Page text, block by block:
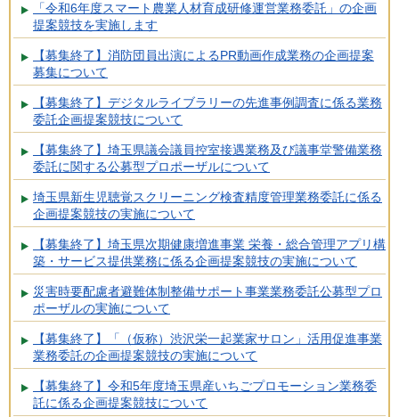
「令和6年度スマート農業人材育成研修運営業務委託」の企画
提案競技を実施します
【募集終了】消防団員出演によるPR動画作成業務の企画提案
募集について
【募集終了】デジタルライブラリーの先進事例調査に係る業務
委託企画提案競技について
【募集終了】埼玉県議会議員控室接遇業務及び議事堂警備業務
委託に関する公募型プロポーザルについて
埼玉県新生児聴覚スクリーニング検査精度管理業務委託に係る
企画提案競技の実施について
【募集終了】埼玉県次期健康増進事業 栄養・総合管理アプリ構
築・サービス提供業務に係る企画提案競技の実施について
災害時要配慮者避難体制整備サポート事業業務委託公募型プロ
ポーザルの実施について
【募集終了】「（仮称）渋沢栄一起業家サロン」活用促進事業
業務委託の企画提案競技の実施について
【募集終了】令和5年度埼玉県産いちごプロモーション業務委
託に係る企画提案競技について